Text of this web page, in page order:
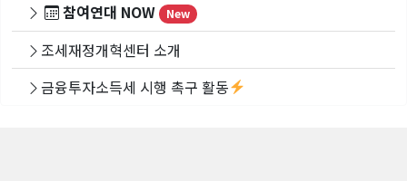
참여연대 NOW New
조세재정개혁센터 소개
금융투자소득세 시행 촉구 활동